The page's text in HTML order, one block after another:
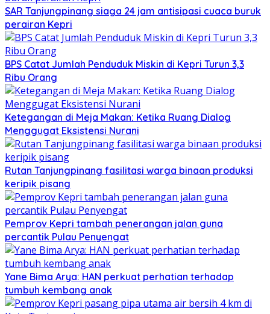
SAR Tanjungpinang siaga 24 jam antisipasi cuaca buruk
perairan Kepri
BPS Catat Jumlah Penduduk Miskin di Kepri Turun 3,3
Ribu Orang
Ketegangan di Meja Makan: Ketika Ruang Dialog
Menggugat Eksistensi Nurani
Rutan Tanjungpinang fasilitasi warga binaan produksi
keripik pisang
Pemprov Kepri tambah penerangan jalan guna
percantik Pulau Penyengat
Yane Bima Arya: HAN perkuat perhatian terhadap
tumbuh kembang anak